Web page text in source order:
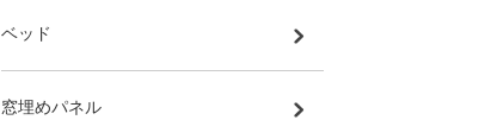
ベッド
窓埋めパネル